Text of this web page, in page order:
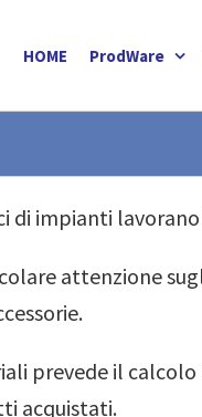
HOME ProdWare
di impianti
attenzione
prevede il
acquistati.